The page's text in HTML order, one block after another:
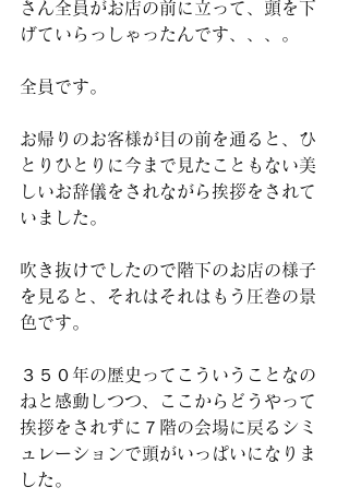
さん全員がお店の前に立って、頭を下
げていらっしゃったんです、、、。
全員です。
お帰りのお客様が目の前を通ると、ひ
とりひとりに今まで見たこともない美
しいお辞儀をされながら挨拶をされて
いました。
吹き抜けでしたので階下のお店の様子
を見ると、それはそれはもう圧巻の景
色です。
３５０年の歴史ってこういうことなの
ねと感動しつつ、ここからどうやって
挨拶をされずに７階の会場に戻るシミ
ュレーションで頭がいっぱいになりま
した。